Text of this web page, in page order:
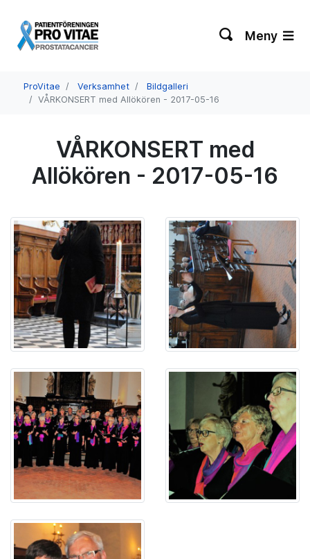
Meny
ProVitae Verksamhet
Bildgalleri
VÅRKONSERT med Allökören - 2017-05-16
VÅRKONSERT med
Allökören - 2017-05-16